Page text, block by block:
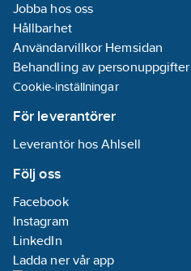
Jobba hos oss
Hållbarhet
Användarvillkor Hemsidan
Behandling av personuppgifter
Cookie-inställningar
För leverantörer
Leverantör hos Ahlsell
Följ oss
Facebook
Instagram
LinkedIn
Ladda ner vår app